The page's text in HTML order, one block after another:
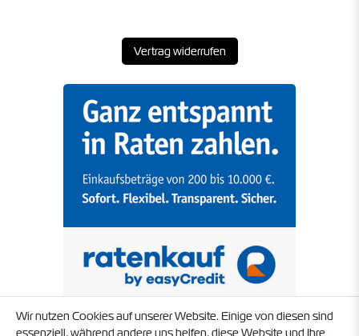
Vertrag widerrufen
Wir nutzen Cookies auf unserer Website. Einige von diesen sind
essenziell, während andere uns helfen, diese Website und Ihre